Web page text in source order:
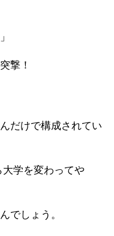
撃！
だけで構成されてい
学を変わってや
でしょう。